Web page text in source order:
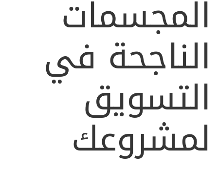
المجسمات
الناجحة في
التسويق
لمشروعك